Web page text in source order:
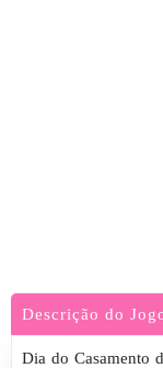
Descrição do
Dia do Casamento